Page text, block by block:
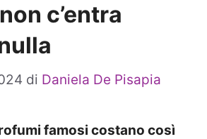
c’entra
di Daniela De Pisapia
famosi costano così